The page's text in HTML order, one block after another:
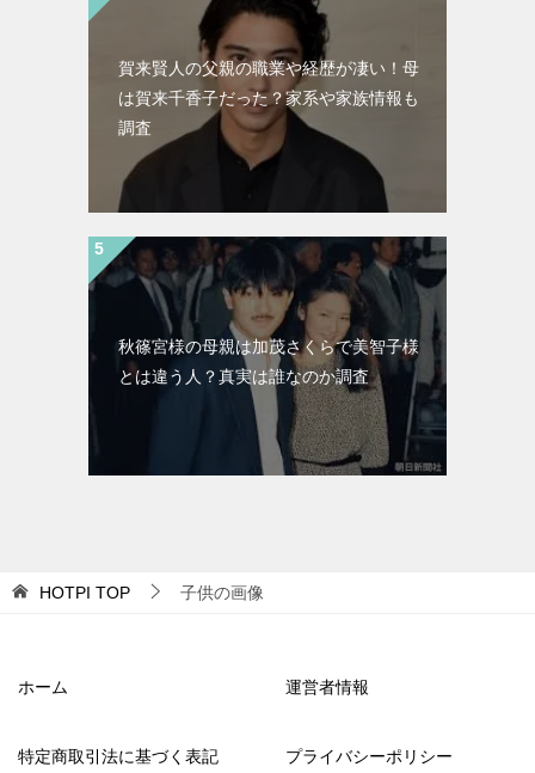
賀来賢人の父親の職業や経歴が凄い！母
は賀来千香子だった？家系や家族情報も
調査
秋篠宮様の母親は加茂さくらで美智子様
とは違う人？真実は誰なのか調査
HOTPI TOP 子供の画像
ホーム 運営者情報
特定商取引法に基づく表記 プライバシーポリシー